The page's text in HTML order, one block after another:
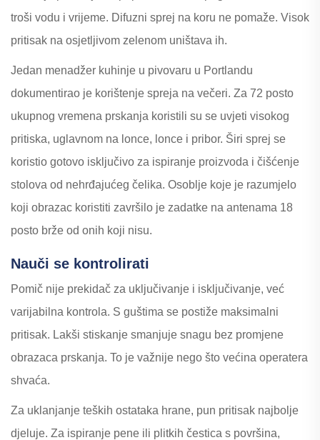
troši vodu i vrijeme. Difuzni sprej na koru ne pomaže. Visok
pritisak na osjetljivom zelenom uništava ih.
Jedan menadžer kuhinje u pivovaru u Portlandu
dokumentirao je korištenje spreja na večeri. Za 72 posto
ukupnog vremena prskanja koristili su se uvjeti visokog
pritiska, uglavnom na lonce, lonce i pribor. Širi sprej se
koristio gotovo isključivo za ispiranje proizvoda i čišćenje
stolova od nehrđajućeg čelika. Osoblje koje je razumjelo
koji obrazac koristiti završilo je zadatke na antenama 18
posto brže od onih koji nisu.
Nauči se kontrolirati
Pomič nije prekidač za uključivanje i isključivanje, već
varijabilna kontrola. S guštima se postiže maksimalni
pritisak. Lakši stiskanje smanjuje snagu bez promjene
obrazaca prskanja. To je važnije nego što većina operatera
shvaća.
Za uklanjanje teških ostataka hrane, pun pritisak najbolje
djeluje. Za ispiranje pene ili plitkih čestica s površina,